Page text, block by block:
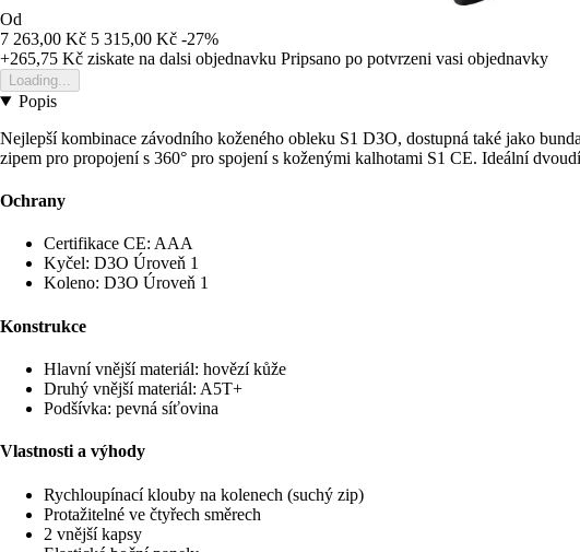
Od
7 263,00 Kč 5 315,00 Kč -27%
+265,75 Kč ziskate na dalsi objednavku Pripsano po potvrzeni vasi objednavky
Loading...
Popis
Nejlepší kombinace závodního koženého obleku S1 D3O, dostupná také jako
zipem pro propojení s 360° pro spojení s koženými kalhotami S1 CE. Ideální
Ochrany
Certifikace CE: AAA
Kyčel: D3O Úroveň 1
Koleno: D3O Úroveň 1
Konstrukce
Hlavní vnější materiál: hovězí kůže
Druhý vnější materiál: A5T+
Podšívka: pevná síťovina
Vlastnosti a výhody
Rychloupínací klouby na kolenech (suchý zip)
Protažitelné ve čtyřech směrech
2 vnější kapsy